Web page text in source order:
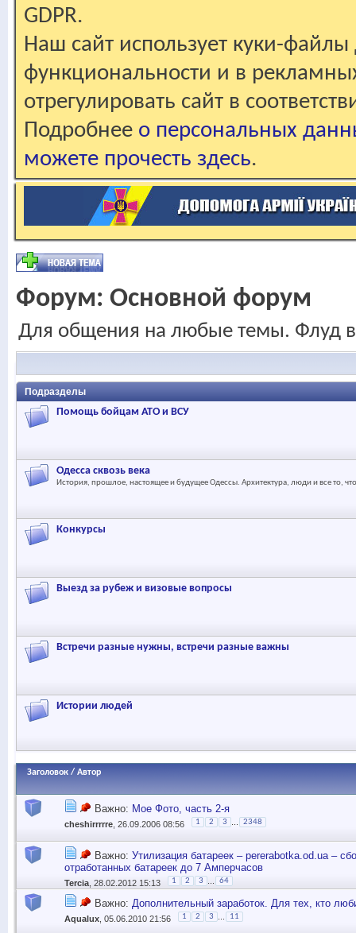
GDPR.
Наш сайт использует куки-файлы
функциональности и в
отрегулировать сайт в
Подробнее о персональных
можете прочесть здесь.
Форум: Основной форум
Для общения на любые темы. Флуд
Подразделы
Помощь бойцам АТО и ВСУ
Одесса сквозь века
История, прошлое, настоящее и будущее Одессы. Архитектура, люди и все то,
Конкурсы
Выезд за рубеж и визовые вопросы
Встречи разные нужны, встречи разные важны
Истории людей
Заголовок / Автор
Важно: Мое Фото, часть 2-я
cheshirrrrre , 26.09.2006 08:56 1 2 3 2348
Важно: Утилизация батареек – pererabotka.od.ua –
отработанных батареек до 7 Амперчасов
Tercia , 28.02.2012 15:13 1 2 3 64
Важно: Дополнительный заработок. Для тех, кто
Aqualux , 05.06.2010 21:56 1 2 3 11